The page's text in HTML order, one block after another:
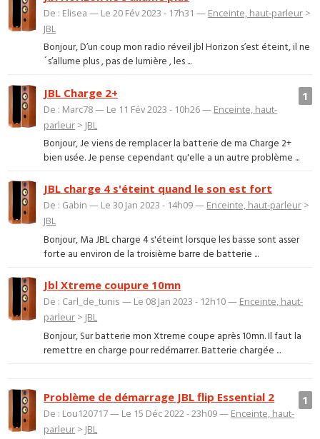
De : Elisea — Le 20 Fév 2023 - 17h31 — Enceinte, haut-parleur >
JBL
Bonjour, D’un coup mon radio réveil jbl Horizon s’est éteint, il ne
´s’allume plus , pas de lumière , les ...
1
JBL Charge 2+
De : Marc78 — Le 11 Fév 2023 - 10h26 — Enceinte, haut-
parleur > JBL
Bonjour, Je viens de remplacer la batterie de ma Charge 2+
bien usée. Je pense cependant qu'elle a un autre problème ...
JBL charge 4 s'éteint quand le son est fort
De : Gabin — Le 30 Jan 2023 - 14h09 — Enceinte, haut-parleur >
JBL
Bonjour, Ma JBL charge 4 s'éteint lorsque les basse sont asser
forte au environ de la troisième barre de batterie ...
Jbl Xtreme coupure 10mn
De : Carl_de_tunis — Le 08 Jan 2023 - 12h10 — Enceinte, haut-
parleur > JBL
Bonjour, Sur batterie mon Xtreme coupe après 10mn. Il faut la
remettre en charge pour redémarrer. Batterie chargée ...
1
Problème de démarrage JBL flip Essential 2
De : Lou120717 — Le 15 Déc 2022 - 23h09 — Enceinte, haut-
parleur > JBL